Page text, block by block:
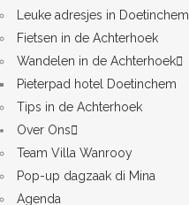
Leuke adresjes in Doetinchem
Fietsen in de Achterhoek
Wandelen in de Achterhoek
Pieterpad hotel Doetinchem
Tips in de Achterhoek
Over Ons
Team Villa Wanrooy
Pop-up dagzaak di Mina
Agenda